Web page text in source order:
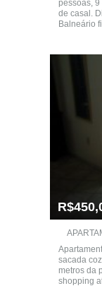
pessoas,
de casal.
Balneário
sacada
metros da
shopping